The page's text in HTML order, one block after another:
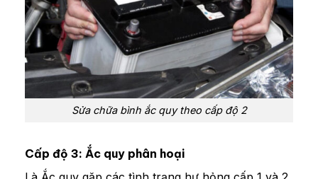
Sửa chữa bình ắc quy theo cấp độ 2
Cấp độ 3: Ắc quy phân hoại